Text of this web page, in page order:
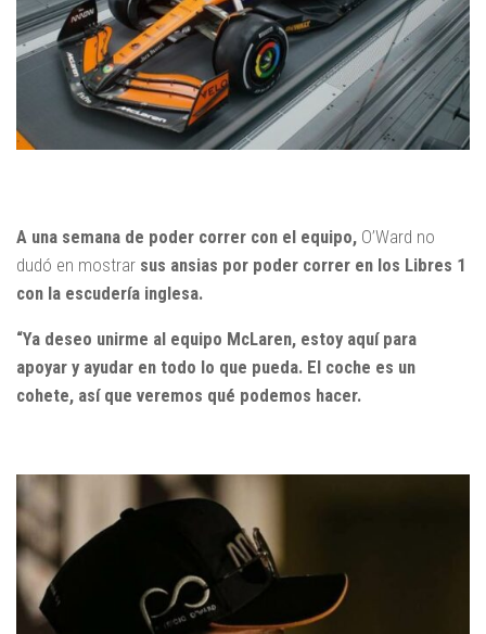
A una semana de poder correr con el equipo, O’Ward no
dudó en mostrar sus ansias por poder correr en los Libres 1
con la escudería inglesa.
“Ya deseo unirme al equipo McLaren, estoy aquí para
apoyar y ayudar en todo lo que pueda. El coche es un
cohete, así que veremos qué podemos hacer.